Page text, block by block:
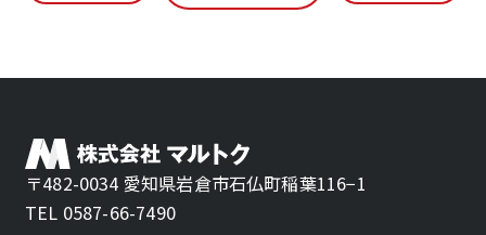
〒482-0034 愛知県岩倉市石仏町稲葉116−1
TEL 0587-66-7490